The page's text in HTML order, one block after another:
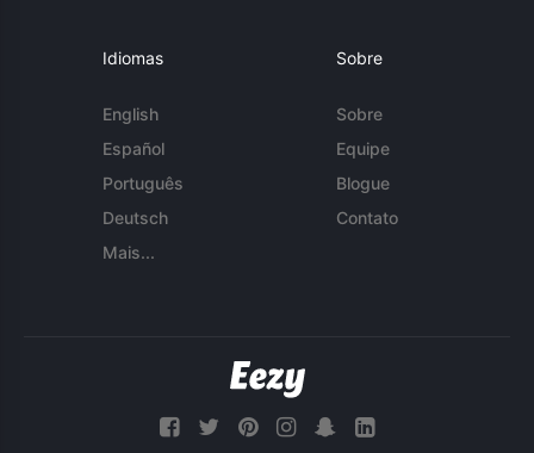
Idiomas
English
Español
Português
Deutsch
Mais...
Sobre
Sobre
Equipe
Blogue
Contato